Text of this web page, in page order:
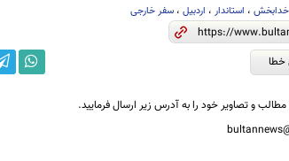
خدابخش، استاندار، اردبیل، سفر خارجی
خطا
مطالب و تصاویر خود را به آدرس زیر ارسال فرمایید.